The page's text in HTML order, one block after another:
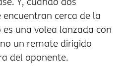
cerca de la
una volea lanzada con
un remate dirigido
del oponente.